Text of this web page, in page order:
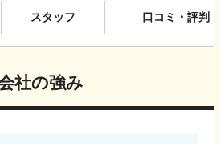
スタッフ 口コミ・評判
社の強み